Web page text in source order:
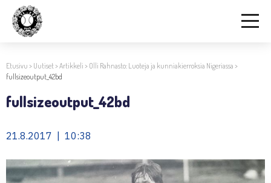
Etusivu > Uutiset>Artikkeli > Olli Rahnasto: Luoteja ja kunniakierroksia Nigeriassa >
fullsizeoutput_42bd
fullsizeoutput_42bd
21.8.2017 | 10:38